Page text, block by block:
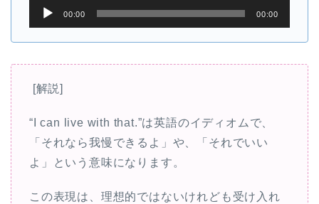
声
レ
ー
ー
00:00 00:00
[解説]
“I can live with that.”は英語のイディオムで、
「それなら我慢できるよ」や、「それでいい
よ」という意味になります。
この表現は、理想的ではないけれども受け入れ